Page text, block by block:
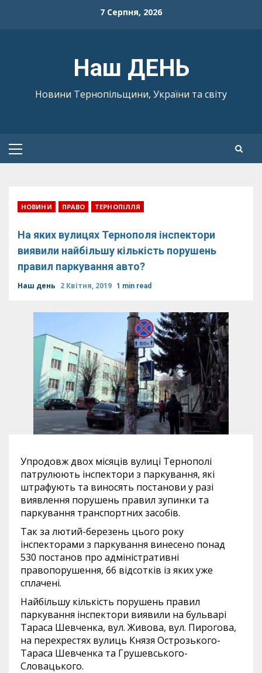
7 Серпня, 2026
Наш ДЕНЬ
Новини Тернопільщини, України та світу
Primary
НОВИНИ ПРАВО ТЕРНОПІЛЛЯ
На яких вулицях Тернополя інспектори
виявили найбільшу кількість порушень
правил паркування авто?
Наш день 2 Квітня, 2019 1 min read
Упродовж двох місяців вулиці Тернополі
патрулюють інспектори з паркування, які
штрафують та виносять постанови у разі
виявлення порушень правил зупинки та
паркування транспортних засобів.
Так за лютий-березень цього року
інспекторами з паркування винесено понад
530 постанов про адміністративні
правопорушення, 66 відсотків із яких уже
сплачені.
Найбільшу кількість порушень правил
паркування інспектори виявили на бульварі
Тараса Шевченка, вул. Живова, вул. Пирогова,
на перехрестях вулиць Князя Острозького-
Тараса Шевченка та Грушевського-
Словацького.